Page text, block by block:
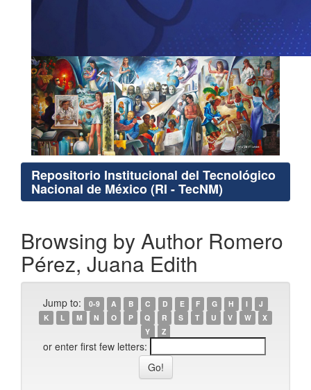
Repositorio Institucional del Tecnológico
Nacional de México (RI - TecNM)
Browsing by Author Romero
Pérez, Juana Edith
Jump to: 0-9 A B C D E F G H I
J
K
L M N O P Q R S T U V W
X
Y
Z
or enter first few letters: